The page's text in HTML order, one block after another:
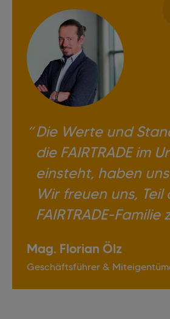
Die Werte und
die FAIRTRADE im
einsteht, haben
Wir freuen uns, Teil
FAIRTRADE-Familie
Mag. Florian Ölz
Geschäftsführer &